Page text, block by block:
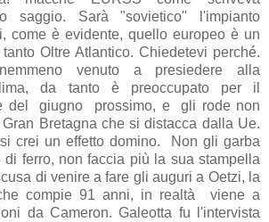
saggio. Sarà "sovietico" l'impianto
come è evidente, quello europeo è un
Oltre Atlantico. Chiedetevi perché.
venuto a presiedere alla
da tanto è preoccupato per il
del giugno prossimo, e gli rode non
Bretagna che si distacca dalla Ue.
crei un effetto domino. Non gli garba
di ferro, non faccia più la sua stampella
di venire a fare gli auguri a Oetzi, la
compie 91 anni, in realtà viene a
da Cameron. Galeotta fu l'intervista